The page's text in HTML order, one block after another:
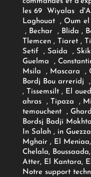
les 69 Wiyalas
Laghouat , Oum el
, Bechar , Blida ,
Tlemcen , Tiaret ,
Setif , Saida ,
Guelma ,
Msila , Mascara ,
Bordj Bou arreridj
, Tissemsilt , El
ahras , Tipaza ,
temouchent ,
Bordsj Badji
In Salah , in
Mghair , El
Chelala,
Atter, El Kantara,
Notre support